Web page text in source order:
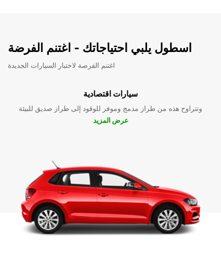
اسطول يلبي احتياجاتك - اغتنم الفرضة
اغتنم الفرصة لاختبار السيارات الجديدة
سيارات اقتصادية
وتتراوح هذه من طراز مدمج وموفر للوقود إلى طراز صديق للبيئة
عرض المزيد